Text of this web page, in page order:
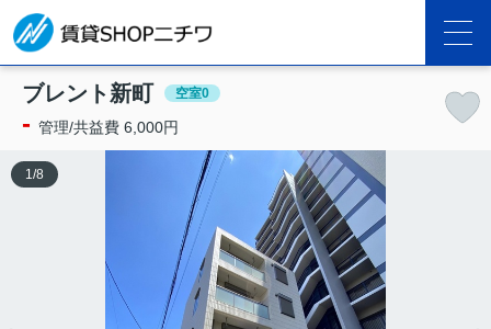
ブレント新町 空室0
- 管理/共益費 6,000円
1 /8